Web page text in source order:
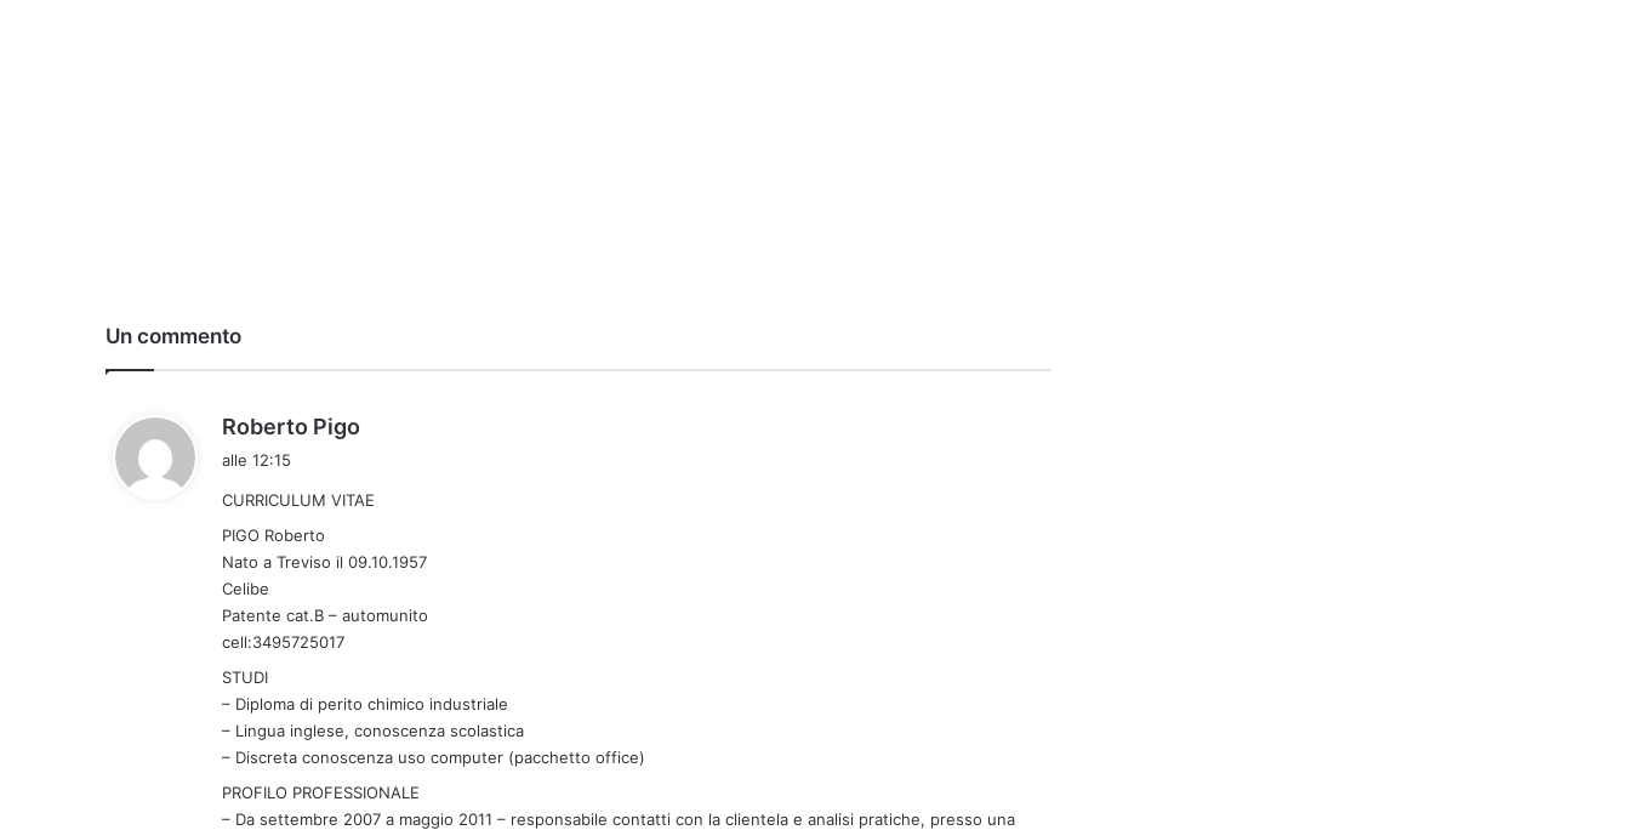
Un commento
Roberto Pigo
e
t
:
alle 12:15
CURRICULUM VITAE
PIGO Roberto
Nato a Treviso il 09.10.1957
Celibe
Patente cat.B – automunito
cell:3495725017
STUDI
– Diploma di perito chimico industriale
– Lingua inglese, conoscenza scolastica
– Discreta conoscenza uso computer (pacchetto office)
PROFILO PROFESSIONALE
– Da settembre 2007 a maggio 2011 – responsabile contatti con la clientela e analisi pratiche, presso una